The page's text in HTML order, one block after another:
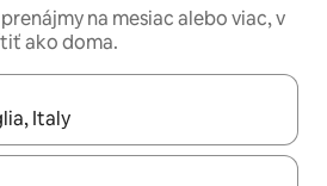
na mesiac alebo viac, v
ako doma.
môžete si ich prechádzať